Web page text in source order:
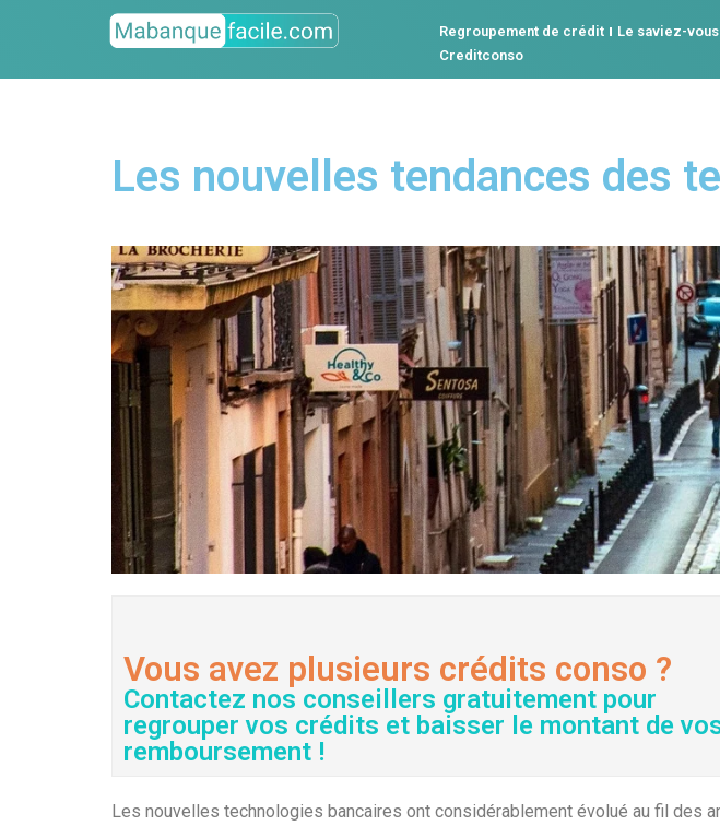
Regroupement de crédit Le saviez-vous
Creditconso
Les nouvelles tendances des
Vous avez plusieurs crédits conso ?
Contactez nos conseillers gratuitement pour
regrouper vos crédits et baisser le montant de
remboursement !
Les nouvelles technologies bancaires ont considérablement évolué au fil des